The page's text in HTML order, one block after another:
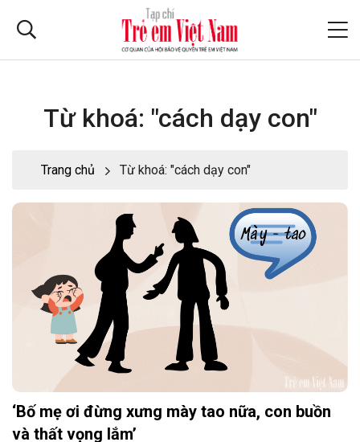
Từ khoá: "cách dạy con"
Trang chủ Từ khoá: "cách dạy con"
‘Bố mẹ ơi đừng xưng mày tao nữa, con buồn
và thất vọng lắm’